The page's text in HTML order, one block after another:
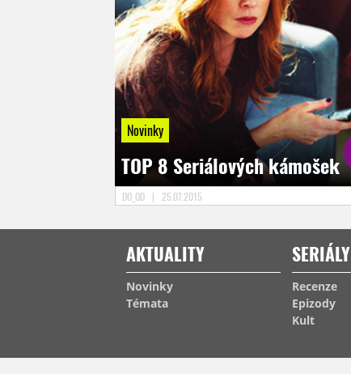
Novinky
TOP 8 Seriálových kámošek
DO_OD | 25.07.2015
AKTUALITY
Novinky
Témata
SERIÁLY
Recenze
Epizody
Kult